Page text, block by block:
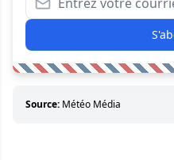
Source: Météo Média